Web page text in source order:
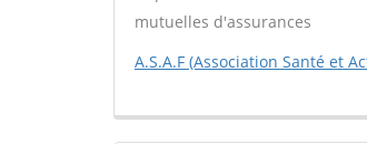
mutuelles d'assurances
A.S.A.F (Association Santé et